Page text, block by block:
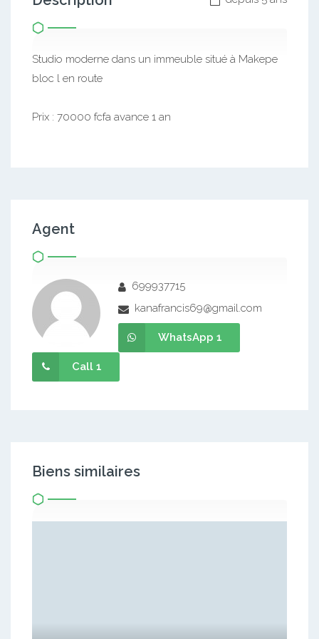
Studio moderne dans un immeuble situé à Makepe
bloc l en route
Prix : 70000 fcfa avance 1 an
Agent
699937715
kanafrancis69@gmail.com
WhatsApp 1
Call 1
Biens similaires